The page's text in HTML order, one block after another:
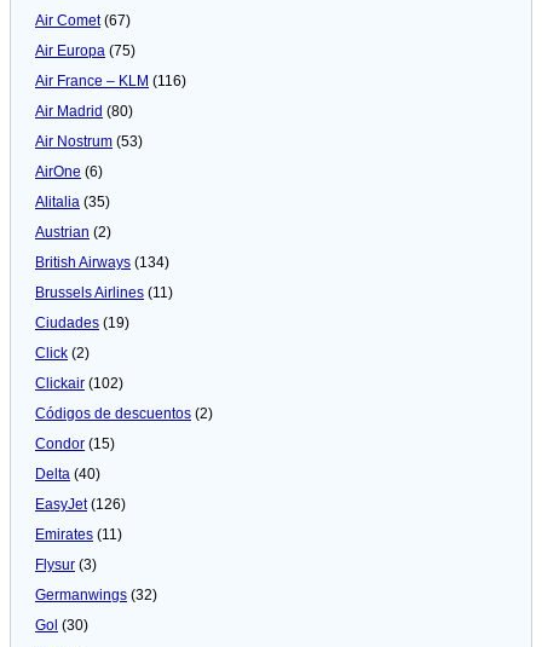
Air Comet(67)
Air Europa (75)
Air France – KLM (116)
Air Madrid (80)
Air Nostrum (53)
AirOne (6)
Alitalia (35)
Austrian (2)
British Airways (134)
Brussels Airlines (11)
Ciudades (19)
Click (2)
Clickair (102)
Códigos de descuentos (2)
Condor (15)
Delta (40)
EasyJet(126)
Emirates (11)
Flysur (3)
Germanwings (32)
Gol (30)